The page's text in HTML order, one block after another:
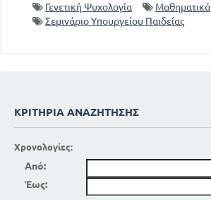
Γενετική Ψυχολογία
Μαθηματικά
Σεμινάριο Υπουργείου Παιδείας
ΚΡΙΤΉΡΙΑ ΑΝΑΖΉΤΗΣΗΣ
Χρονολογίες:
Από:
Έως: